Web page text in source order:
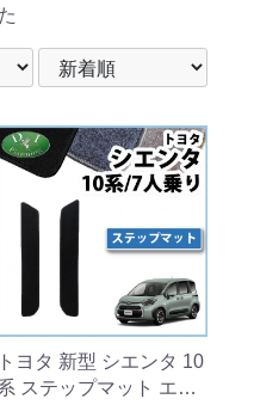
トヨタ 新型 シエンタ 10
ステップマット エン